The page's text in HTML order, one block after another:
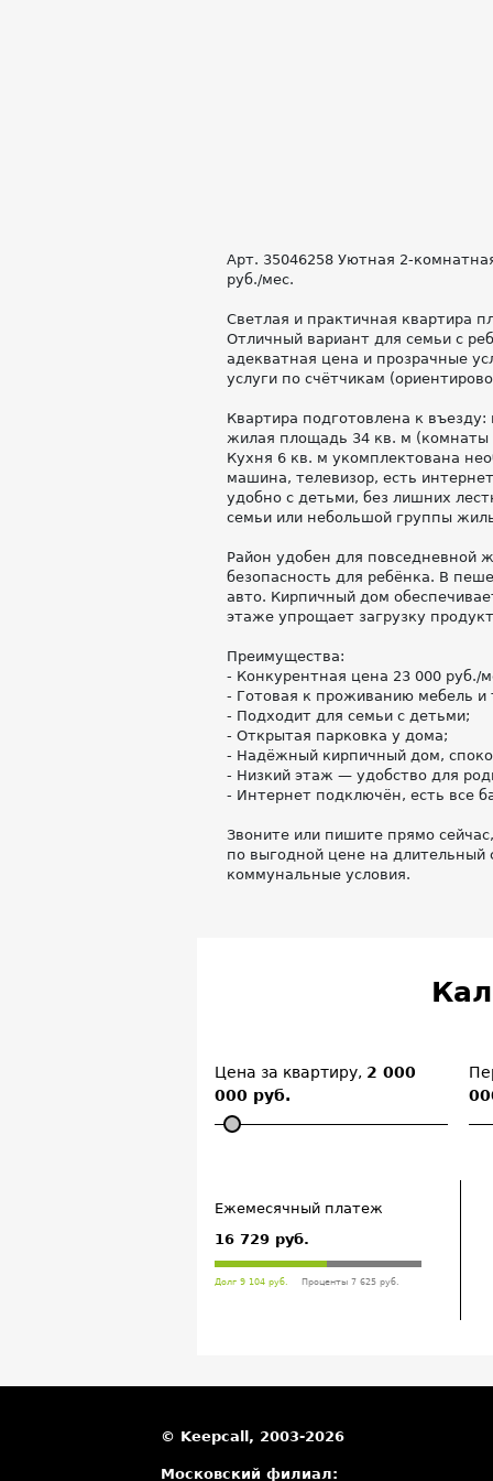
Арт. 35046258 Уютная 2-
руб./мес.
Светлая и практичная квартира
Отличный вариант для семьи с
адекватная цена и прозрачные
услуги по счётчикам
Квартира подготовлена к
жилая площадь 34 кв. м
Кухня 6 кв. м укомплектована
машина, телевизор, есть
удобно с детьми, без лишних
семьи или небольшой группы
Район удобен для повседневной
безопасность для ребёнка. В
авто. Кирпичный дом
этаже упрощает загрузку
Преимущества:
- Конкурентная цена 23 000 руб./
- Готовая к проживанию мебель
- Подходит для семьи с детьми;
- Открытая парковка у дома;
- Надёжный кирпичный дом,
- Низкий этаж — удобство для
- Интернет подключён, есть все
Звоните или пишите прямо
по выгодной цене на длительный
коммунальные условия.
Цена за квартиру, 2 000
000 руб.
Ежемесячный платеж
16 729 руб.
Долг 9 104 руб. Проценты 7 625 руб.
© Keepcall, 2003-2026
Московский филиал: